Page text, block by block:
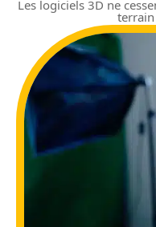
Les logiciels 3D ne